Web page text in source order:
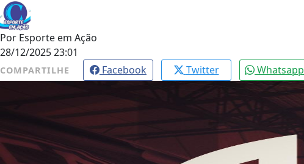
Por Esporte em Ação
28/12/2025 23:01
COMPARTILHE Facebook Twitter Whatsapp